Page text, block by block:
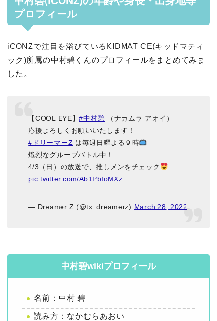
プロフィール
iCONZで注目を浴びているKIDMATICE(キッドマティ
ック)所属の中村碧くんのプロフィールをまとめてみま
した。
【COOL EYE】#中村碧 （ナカムラ アオイ）
応援よろしくお願いいたします！
#ドリーマーZ は毎週日曜よる９時
熾烈なグループバトル中！
4/3（日）の放送で、推しメンをチェック
pic.twitter.com/Ab1PbIoMXz
— Dreamer Z (@tx_dreamerz) March 28, 2022
中村碧wikiプロフィール
名前：中村 碧
読み方：なかむらあおい